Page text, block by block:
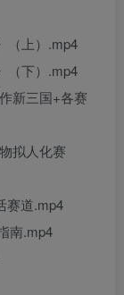
（上）.mp4
（下）.mp4
新三国+各赛
拟人化赛
赛道.mp4
南.mp4